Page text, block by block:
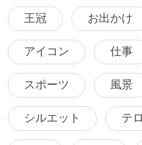
王冠 お出かけ
アイコン 仕事
スポーツ 風景
シルエット テ